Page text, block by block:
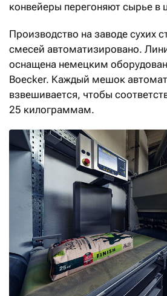
конвейеры перегоняют сырье в
Производство на заводе сухих
смесей автоматизировано.
оснащена немецким
Boecker. Каждый мешок
взвешивается, чтобы
25 килограммам.